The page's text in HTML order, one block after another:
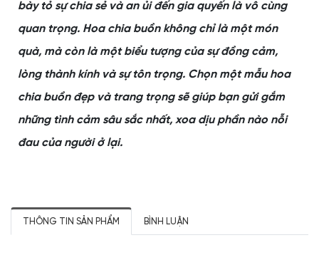
bày tỏ sự chia sẻ và an ủi đến gia quyến là vô cùng
quan trọng. Hoa chia buồn không chỉ là một món
quà, mà còn là một biểu tượng của sự đồng cảm,
lòng thành kính và sự tôn trọng. Chọn một mẫu hoa
chia buồn đẹp và trang trọng sẽ giúp bạn gửi gắm
những tình cảm sâu sắc nhất, xoa dịu phần nào nỗi
đau của người ở lại.
THÔNG TIN SẢN PHẨM BÌNH LUẬN